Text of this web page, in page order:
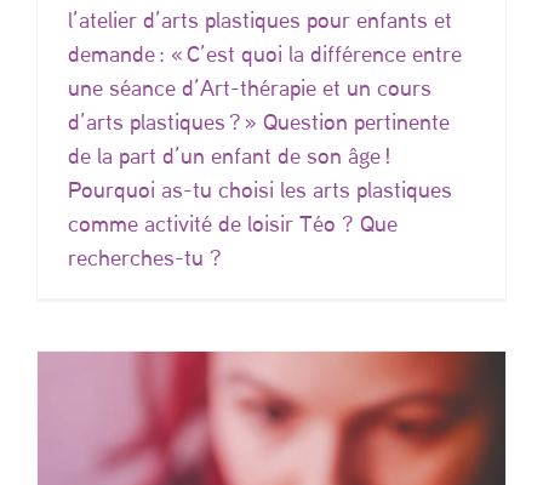
l’atelier d’arts plastiques pour enfants et
demande : « C’est quoi la différence entre
une séance d’Art-thérapie et un cours
d’arts plastiques ? » Question pertinente
de la part d’un enfant de son âge !
Pourquoi as-tu choisi les arts plastiques
comme activité de loisir Téo ? Que
recherches-tu ?